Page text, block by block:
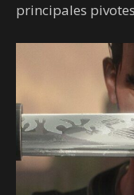
principales